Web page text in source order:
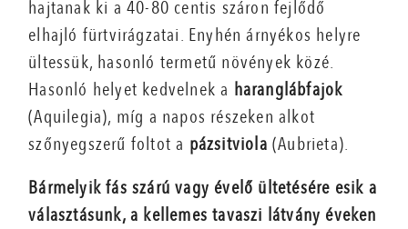
hajtanak ki a 40-80 centis száron fejlődő
elhajló fürtvirágzatai. Enyhén árnyékos helyre
ültessük, hasonló termetű növények közé.
Hasonló helyet kedvelnek a haranglábfajok
(Aquilegia), míg a napos részeken alkot
szőnyegszerű foltot a pázsitviola (Aubrieta).
Bármelyik fás szárú vagy évelő ültetésére esik a
választásunk, a kellemes tavaszi látvány éveken